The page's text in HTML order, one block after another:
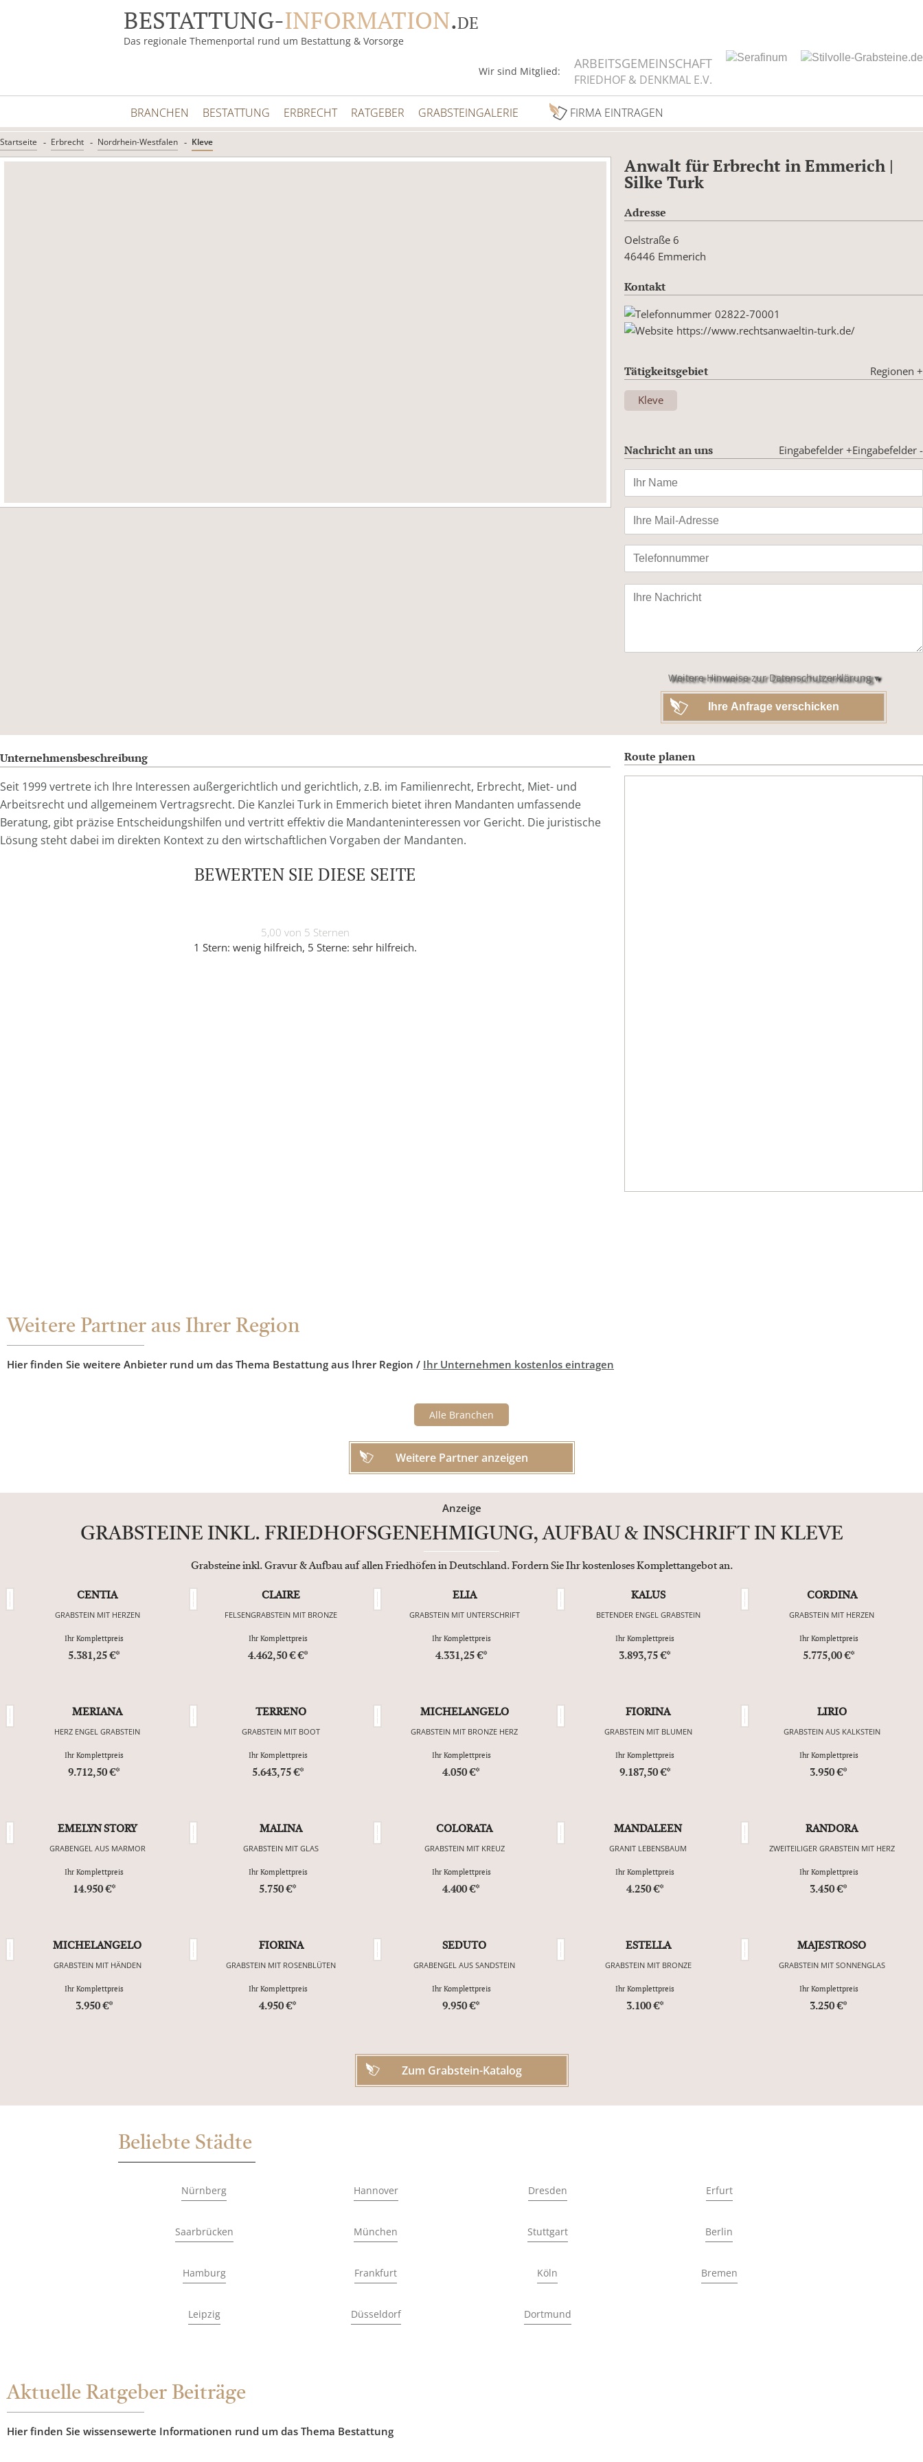
BESTATTUNG-INFORMATION.DE
Das regionale Themenportal rund um Bestattung & Vorsorge
Wir sind Mitglied: ARBEITSGEMEINSCHAFT
FRIEDHOF & DENKMAL E.V.
BRANCHEN BESTATTUNG ERBRECHT RATGEBER GRABSTEINGALERIE FIRMA EINTRAGEN
Startseite Erbrecht Nordrhein-Westfalen Kleve
Anwalt für Erbrecht in Emmerich |
Silke Turk
Adresse
Oelstraße 6
46446 Emmerich
Kontakt
02822-70001
https://www.rechtsanwaeltin-turk.de/
Tätigkeitsgebiet Regionen +
Kleve
Nachricht an uns Eingabefelder -
Eingabefelder +
Bitte
lasse
leer.
Weitere Hinweise zur Datenschutzerklärung ▾
Unternehmensbeschreibung
Seit 1999 vertrete ich Ihre Interessen außergerichtlich und gerichtlich, z.B. im Familienrecht, Erbrecht, Miet- und
Arbeitsrecht und allgemeinem Vertragsrecht. Die Kanzlei Turk in Emmerich bietet ihren Mandanten umfassende
Beratung, gibt präzise Entscheidungshilfen und vertritt effektiv die Mandanteninteressen vor Gericht. Die juristische
Lösung steht dabei im direkten Kontext zu den wirtschaftlichen Vorgaben der Mandanten.
BEWERTEN SIE DIESE SEITE
5,00 von 5 Sternen
1 Stern: wenig hilfreich, 5 Sterne: sehr hilfreich.
Route planen
Weitere Partner aus Ihrer Region
Hier finden Sie weitere Anbieter rund um das Thema Bestattung aus Ihrer Region / Ihr Unternehmen kostenlos eintragen
Alle Branchen
Weitere Partner anzeigen
Anzeige
GRABSTEINE INKL. FRIEDHOFSGENEHMIGUNG, AUFBAU & INSCHRIFT IN KLEVE
Grabsteine inkl. Gravur & Aufbau auf allen Friedhöfen in Deutschland. Fordern Sie Ihr kostenloses Komplettangebot an.
CENTIA
GRABSTEIN MIT HERZEN
Ihr Komplettpreis
5.381,25 €*
CLAIRE
FELSENGRABSTEIN MIT BRONZE
Ihr Komplettpreis
4.462,50 € €*
ELIA
GRABSTEIN MIT UNTERSCHRIFT
Ihr Komplettpreis
4.331,25 €*
KALUS
BETENDER ENGEL GRABSTEIN
Ihr Komplettpreis
3.893,75 €*
CORDINA
GRABSTEIN MIT HERZEN
Ihr Komplettpreis
5.775,00 €*
MERIANA
HERZ ENGEL GRABSTEIN
Ihr Komplettpreis
9.712,50 €*
TERRENO
GRABSTEIN MIT BOOT
Ihr Komplettpreis
5.643,75 €*
MICHELANGELO
GRABSTEIN MIT BRONZE HERZ
Ihr Komplettpreis
4.050 €*
FIORINA
GRABSTEIN MIT BLUMEN
Ihr Komplettpreis
9.187,50 €*
LIRIO
GRABSTEIN AUS KALKSTEIN
Ihr Komplettpreis
3.950 €*
EMELYN STORY
GRABENGEL AUS MARMOR
Ihr Komplettpreis
14.950 €*
MALINA
GRABSTEIN MIT GLAS
Ihr Komplettpreis
5.750 €*
COLORATA
GRABSTEIN MIT KREUZ
Ihr Komplettpreis
4.400 €*
MANDALEEN
GRANIT LEBENSBAUM
Ihr Komplettpreis
4.250 €*
RANDORA
ZWEITEILIGER GRABSTEIN MIT HERZ
Ihr Komplettpreis
3.450 €*
MICHELANGELO
GRABSTEIN MIT HÄNDEN
Ihr Komplettpreis
3.950 €*
FIORINA
GRABSTEIN MIT ROSENBLÜTEN
Ihr Komplettpreis
4.950 €*
SEDUTO
GRABENGEL AUS SANDSTEIN
Ihr Komplettpreis
9.950 €*
ESTELLA
GRABSTEIN MIT BRONZE
Ihr Komplettpreis
3.100 €*
MAJESTROSO
GRABSTEIN MIT SONNENGLAS
Ihr Komplettpreis
3.250 €*
Zum Grabstein-Katalog
Beliebte Städte
Nürnberg Hannover Dresden Erfurt
Saarbrücken München Stuttgart Berlin
Hamburg Frankfurt Köln Bremen
Leipzig Düsseldorf Dortmund
Aktuelle Ratgeber Beiträge
Hier finden Sie wissensewerte Informationen rund um das Thema Bestattung